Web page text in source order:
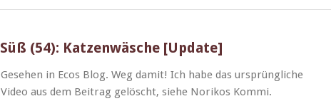
Süß (54): Katzenwäsche [Update]
Gese­hen in Ecos Blog. Weg damit! Ich habe das ursprüngliche
Video aus dem Beitrag gelöscht, siehe Norikos Kommi.